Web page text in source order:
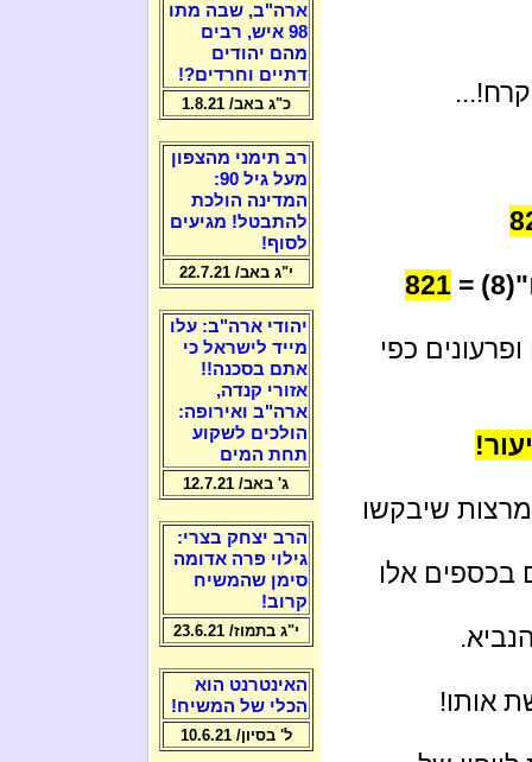
"(8) =
821
כפי
שיבקשו
בכספים אלו
אותו!
ארה"ב, שבה מתו
98 איש, רבים
מהם יהודים
דתיים וחרדים?!
כ"ג באב/ 1.8.21
רב תימני מהצפון
מעל גיל 90:
המדינה הולכת
להתבטל! מגיעים
לסוף!
י"ג באב/ 22.7.21
יהודי ארה"ב: עלו
מייד לישראל כי
אתם בסכנה!!
אזורי קנדה,
ארה"ב ואירופה:
הולכים לשקוע
תחת המים
ג' באב/ 12.7.21
הרב יצחק בצרי:
גילוי פרה אדומה
סימן שהמשיח
קרוב!
י"ג בתמוז/ 23.6.21
האינטרנט הוא
הכלי של המשיח!
ל' בסיון/ 10.6.21